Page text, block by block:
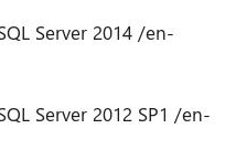
Server 2014 /en-
Server 2012 SP1 /en-